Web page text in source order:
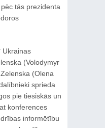
tās prezidenta
Ukrainas
(Volodymyr
(Olena
sprieda
pie tiesiskās un
konferences
informētību